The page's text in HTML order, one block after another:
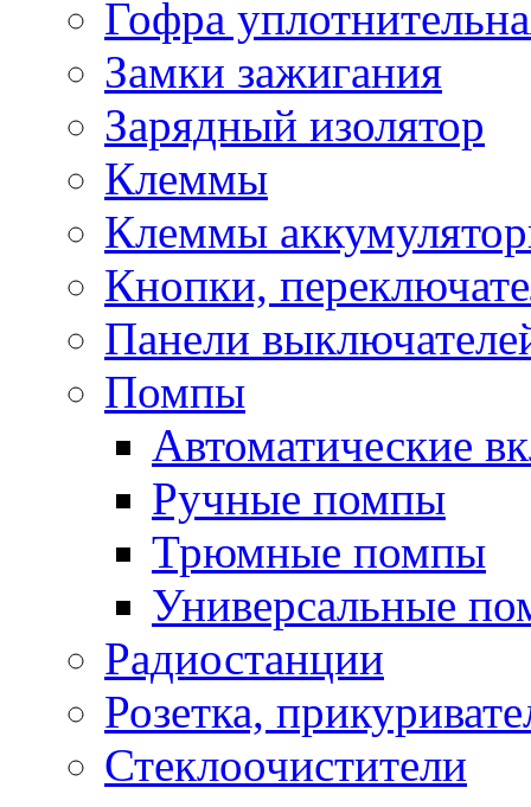
Гофра
Замки зажигания
Зарядный изолятор
Клеммы
Клеммы
Кнопки,
Панели
Помпы
Автоматические
Ручные помпы
Трюмные помпы
Универсальные
Радиостанции
Розетка,
Стеклоочистители